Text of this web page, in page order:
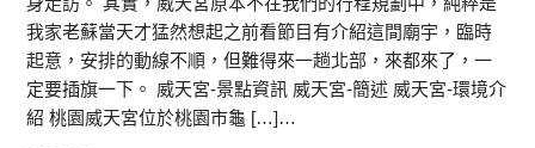
我家老蘇當天才猛然想起之前看節目有介紹這間廟宇，臨時
起意，安排的動線不順，但難得來一趟北部，來都來了，一
定要插旗一下。 威天宮-景點資訊 威天宮-簡述 威天宮-環境介
紹 桃園威天宮位於桃園市龜 […]…